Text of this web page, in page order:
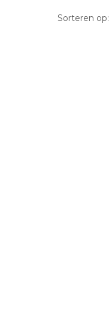
Sorteren op: